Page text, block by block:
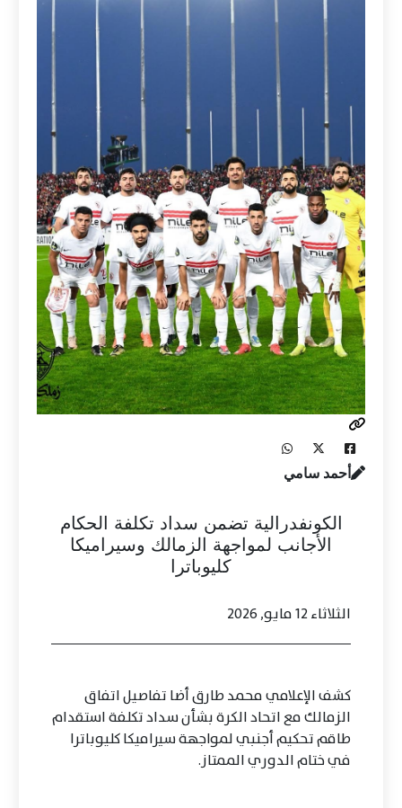
أحمد سامي
الكونفدرالية تضمن سداد تكلفة الحكام
الأجانب لمواجهة الزمالك وسيراميكا
كليوباترا
الثلاثاء 12 مايو, 2026
كشف الإعلامي محمد طارق أضا تفاصيل اتفاق
الزمالك مع اتحاد الكرة بشأن سداد تكلفة استقدام
طاقم تحكيم أجنبي لمواجهة سيراميكا كليوباترا
في ختام الدوري الممتاز.